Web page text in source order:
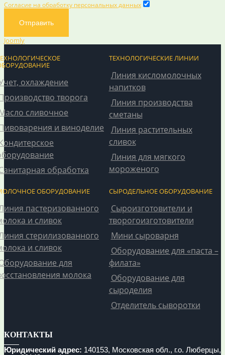
Согласие на обработку персональных данных
Отправить
Joomly
охлаждение
творога
сливочное
и виноделие
обработка
ТЕХНОЛОГИЧЕСКИЕ ЛИНИИ
Линия кисломолочных
напитков
Линия производства
сметаны
Линия растительных
сливок
Линия для мягкого
мороженого
ОБОРУДОВАНИЕ
пастеризованного
и сливок
стерилизованного
и сливок
для
молока
СЫРОДЕЛЬНОЕ ОБОРУДОВАНИЕ
Сыроизготовители и
творогоизготовители
Мини сыроварня
Оборудование для «паста –
филата»
Оборудование для
сыроделия
Отделитель сыворотки
КОНТАКТЫ
Юридический адрес: 140153, Московская обл., г.о. Люберцы,